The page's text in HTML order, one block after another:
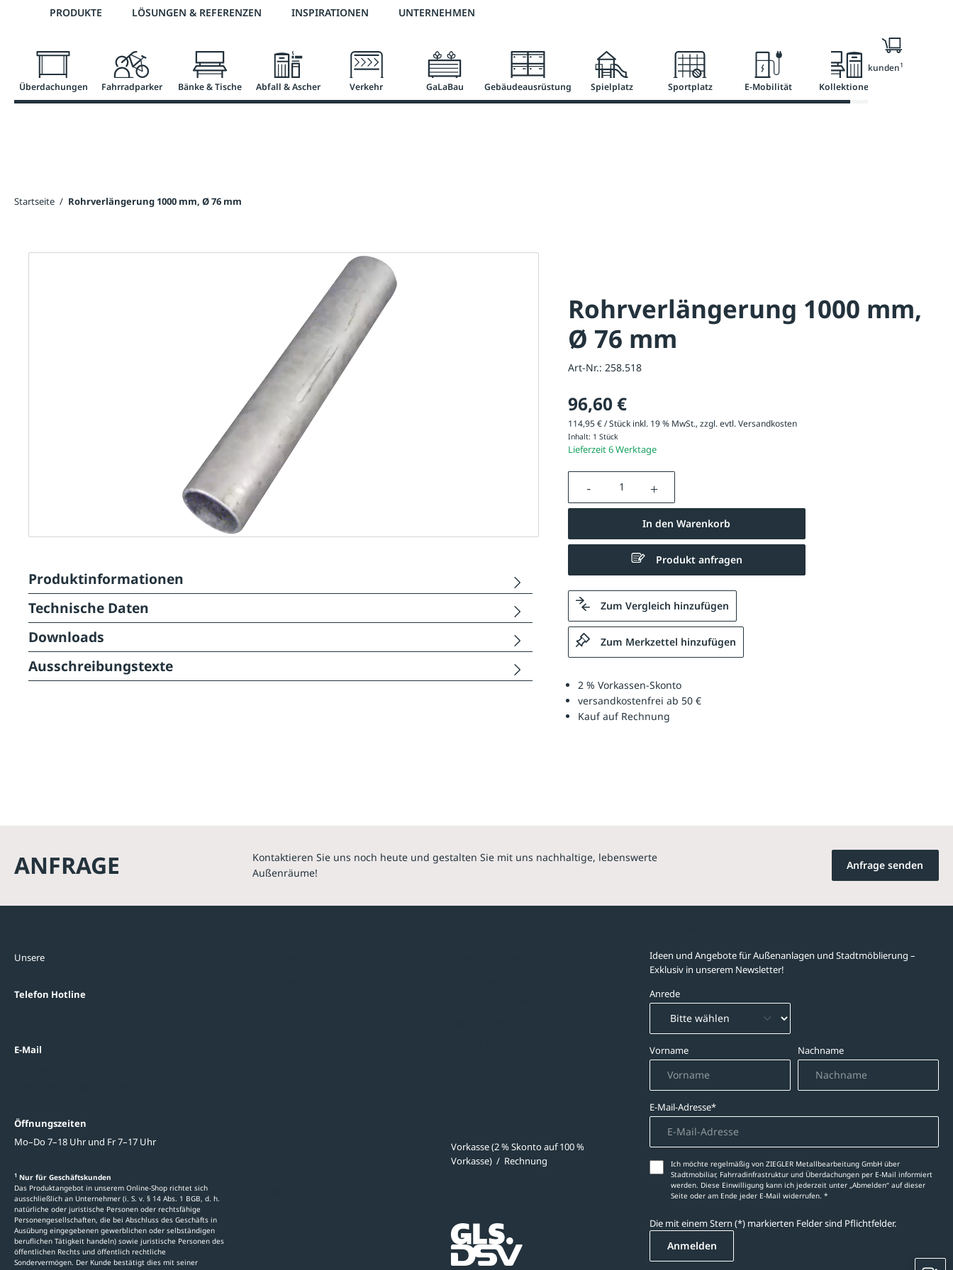
Zur Hauptnavigation springen
Telefon: 0800 / 100 49 02 2 % Vorkassen-Skonto versandkostenfrei ab 50 €
PRODUKTE LÖSUNGEN & REFERENZEN INSPIRATIONEN UNTERNEHMEN
Überdachungen Fahrradparker Bänke & Tische Abfall & Ascher Verkehr GaLaBau Gebäudeausrüstung Spielplatz Sportplatz E-Mobilität Kollektionen
Nur für Geschäftskunden1
Startseite / Rohrverlängerung 1000 mm, Ø 76 mm
Rohrverlängerung 1000 mm,
Ø 76 mm
Art-Nr.: 258.518
96,60 €
114,95 € / Stück inkl. 19 % MwSt., zzgl. evtl.Versandkosten
Inhalt: 1 Stück
Lieferzeit 6 Werktage
Produkt Anzahl: Gib den gewünschten Wert ein oder
In den Warenkorb
Produkt anfragen
Zum Vergleich hinzufügen
Zum Merkzettel hinzufügen
2 % Vorkassen-Skonto
versandkostenfrei ab 50 €
Kauf auf Rechnung
Produktinformationen
Technische Daten
Downloads
Ausschreibungstexte
ANFRAGE
Kontaktieren Sie uns noch heute und gestalten Sie mit uns nachhaltige, lebenswerte
Außenräume!
Anfrage senden
Unsere
Telefon Hotline
E-Mail
Öffnungszeiten
Mo–Do 7–18 Uhr und Fr 7–17 Uhr
1 Nur für Geschäftskunden
Das Produktangebot in unserem Online-Shop richtet sich
ausschließlich an Unternehmer (i. S. v. § 14 Abs. 1 BGB, d. h.
natürliche oder juristische Personen oder rechtsfähige
Personengesellschaften, die bei Abschluss des Geschäfts in
Ausübung eingegebenen gewerblichen oder selbständigen
beruflichen Tätigkeit handeln) sowie juristische Personen des
öffentlichen Rechts und öffentlich rechtliche
Sondervermögen. Der Kunde bestätigt dies mit seiner
Vorkasse (2 % Skonto auf 100 %
Vorkasse) / Rechnung
Ideen und Angebote für Außenanlagen und Stadtmöblierung –
Exklusiv in unserem Newsletter!
Anrede
Vorname Nachname
E-Mail-Adresse*
Ich möchte regelmäßig von ZIEGLER Metallbearbeitung GmbH über
Stadtmobiliar, Fahrradinfrastruktur und Überdachungen per E-Mail informiert
werden. Diese Einwilligung kann ich jederzeit unter „Abmelden‘‘ auf dieser
Seite oder am Ende jeder E-Mail widerrufen. *
Die mit einem Stern (*) markierten Felder sind Pflichtfelder.
Anmelden